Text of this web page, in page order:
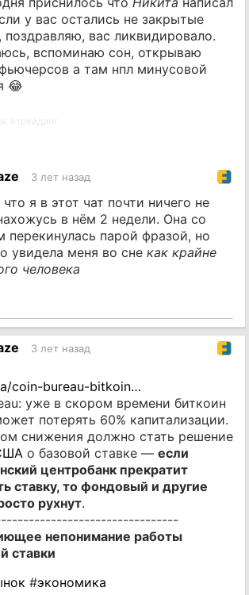
у вас остались не закрытые
поздравляю, вас ликвидировало.
вспоминаю сон, открываю
а там нпл минусовой
😂
3 лет назад
я в этот чат почти ничего не
в нём 2 недели. Она со
перекинулась парой фразой, но
увидела меня во сне как крайне
человека
3 лет назад
coin-bureau-bitkoin…
уже в скором времени биткоин
потерять 60% капитализации.
снижения должно стать решение
о базовой ставке ― если
центробанк прекратит
ставку, то фондовый и другие
рухнут.
непонимание работы
ставки
#экономика